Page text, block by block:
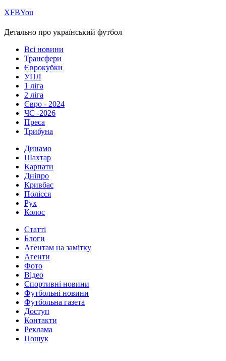
ХFBYou
Детально про український футбол
Всі новини
Трансфери
Єврокубки
УПЛ
1 ліга
2 ліга
Євро - 2024
ЧС -2026
Преса
Трибуна
Динамо
Шахтар
Карпати
Дніпро
Кривбас
Полісся
Рух
Колос
Статті
Блоги
Агентам на замітку
Агенти
Фото
Відео
Спортивні новини
Футбольні новини
Футбольна газета
Доступ
Контакти
Реклама
Пошук